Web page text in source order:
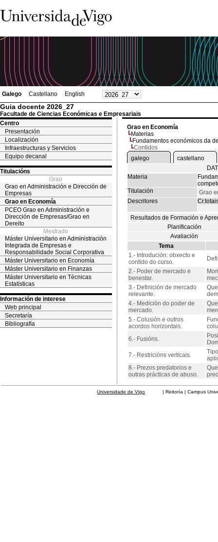
Galego Castellano English
Guia docente 2026_27
Facultade de Ciencias Económicas e Empresariais
Centro
Presentación
Localización
Infraestructuras y Servicios
Equipo decanal
Titulacións
Grao
Grao en Administración e Dirección de
Empresas
Grao en Economía
PCEO Grao en Administración e
Dirección de Empresas/Grao en
Dereito
Mestrado
Máster Universitario en Administración
Integrada de Empresas e
Responsabilidade Social Corporativa
Máster Universitario en Economía
Máster Universitario en Finanzas
Máster Universitario en Técnicas
Estatísticas
Información de interese
Web principal
Secretaría
Bibliografía
Grao en Economía
Materias
Fundamentos económicos da
Contidos
galego
castellano
Materia
Titulación
Grao
Descritores
Resultados de Formación e
Planificación
Avaliación
Tema
1.- Introdución: obxecto e
contido do curso.
2.- Poder de mercado e
benestar.
3.- Definición de mercado
relevante.
4.- Medición do poder de
mercado.
5.- Colusión e outros
acordos horizontais.
6.- Fusións.
7.- Restricións verticais.
8.- Prezos predatorios e
outras prácticas de abuso.
Universidade de Vigo | Reitoría | Campus